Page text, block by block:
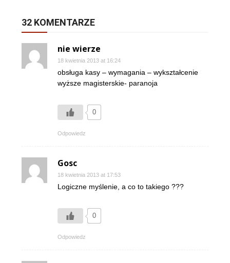
32 KOMENTARZE
nie wierze
18 kwietnia 2013 at 16:24
obsługa kasy – wymagania – wykształcenie
wyższe magisterskie- paranoja
0
Odpowiedz
Gosc
18 kwietnia 2013 at 17:53
Logiczne myślenie, a co to takiego ???
0
Odpowiedz